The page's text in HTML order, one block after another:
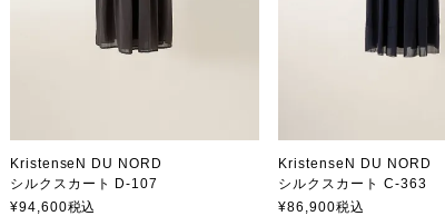
KristenseN DU NORD
シルクスカート D-107
クリステンセンドゥノルド
¥94,600税込
KristenseN DU NORD
シルクスカート C-363
クリステンセンドゥノルド
¥86,900税込